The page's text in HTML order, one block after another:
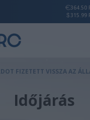
364.50
315.99
Időjárás